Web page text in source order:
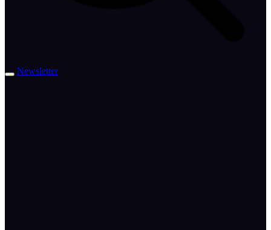
Newsletter